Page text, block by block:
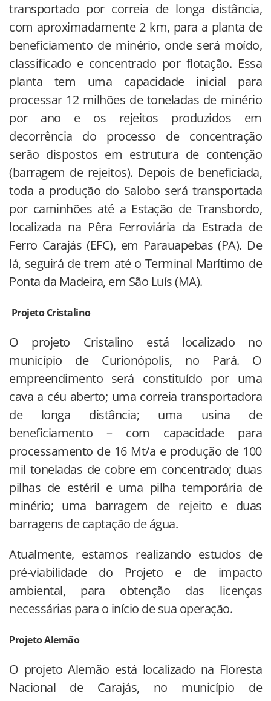
transportado por correia de longa distância,
com aproximadamente 2 km, para a planta de
beneficiamento de minério, onde será moído,
classificado e concentrado por flotação. Essa
planta tem uma capacidade inicial para
processar 12 milhões de toneladas de minério
por ano e os rejeitos produzidos em
decorrência do processo de concentração
serão dispostos em estrutura de contenção
(barragem de rejeitos). Depois de beneficiada,
toda a produção do Salobo será transportada
por caminhões até a Estação de Transbordo,
localizada na Pêra Ferroviária da Estrada de
Ferro Carajás (EFC), em Parauapebas (PA). De
lá, seguirá de trem até o Terminal Marítimo de
Ponta da Madeira, em São Luís (MA).
Projeto Cristalino
O projeto Cristalino está localizado no
município de Curionópolis, no Pará. O
empreendimento será constituído por uma
cava a céu aberto; uma correia transportadora
de longa distância; uma usina de
beneficiamento – com capacidade para
processamento de 16 Mt/a e produção de 100
mil toneladas de cobre em concentrado; duas
pilhas de estéril e uma pilha temporária de
minério; uma barragem de rejeito e duas
barragens de captação de água.
Atualmente, estamos realizando estudos de
pré-viabilidade do Projeto e de impacto
ambiental, para obtenção das licenças
necessárias para o início de sua operação.
Projeto Alemão
O projeto Alemão está localizado na Floresta
Nacional de Carajás, no município de